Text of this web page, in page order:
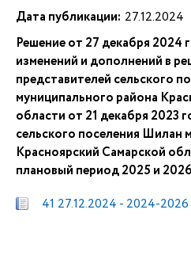
Дата публикации: 27.12.2024
Решение от 27 декабря
изменений и дополнений в
представителей сельского
муниципального района
области от 21 декабря
сельского поселения Шилан
Красноярский Самарской
плановый период 2025 и
41 27.12.2024 - 2024-